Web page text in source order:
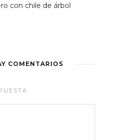
con chile de árbol
COMENTARIOS